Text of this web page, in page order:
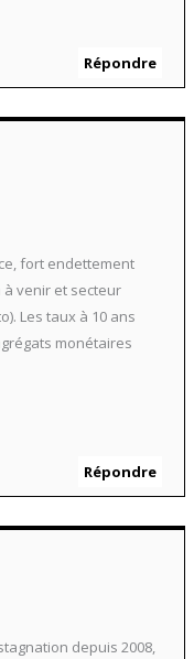
Répondre
fort endettement
à venir et secteur
Les taux à 10 ans
monétaires
Répondre
depuis 2008,